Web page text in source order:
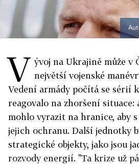
V ývoj na Ukrajině může v
největší vojenské
Vedení armády počítá se sérií
reagovalo na zhoršení situace:
mohlo vyrazit na hranice, aby
jejich ochranu. Další jednotky
strategické objekty, jako jsou
rozvody energií. "Ta krize už